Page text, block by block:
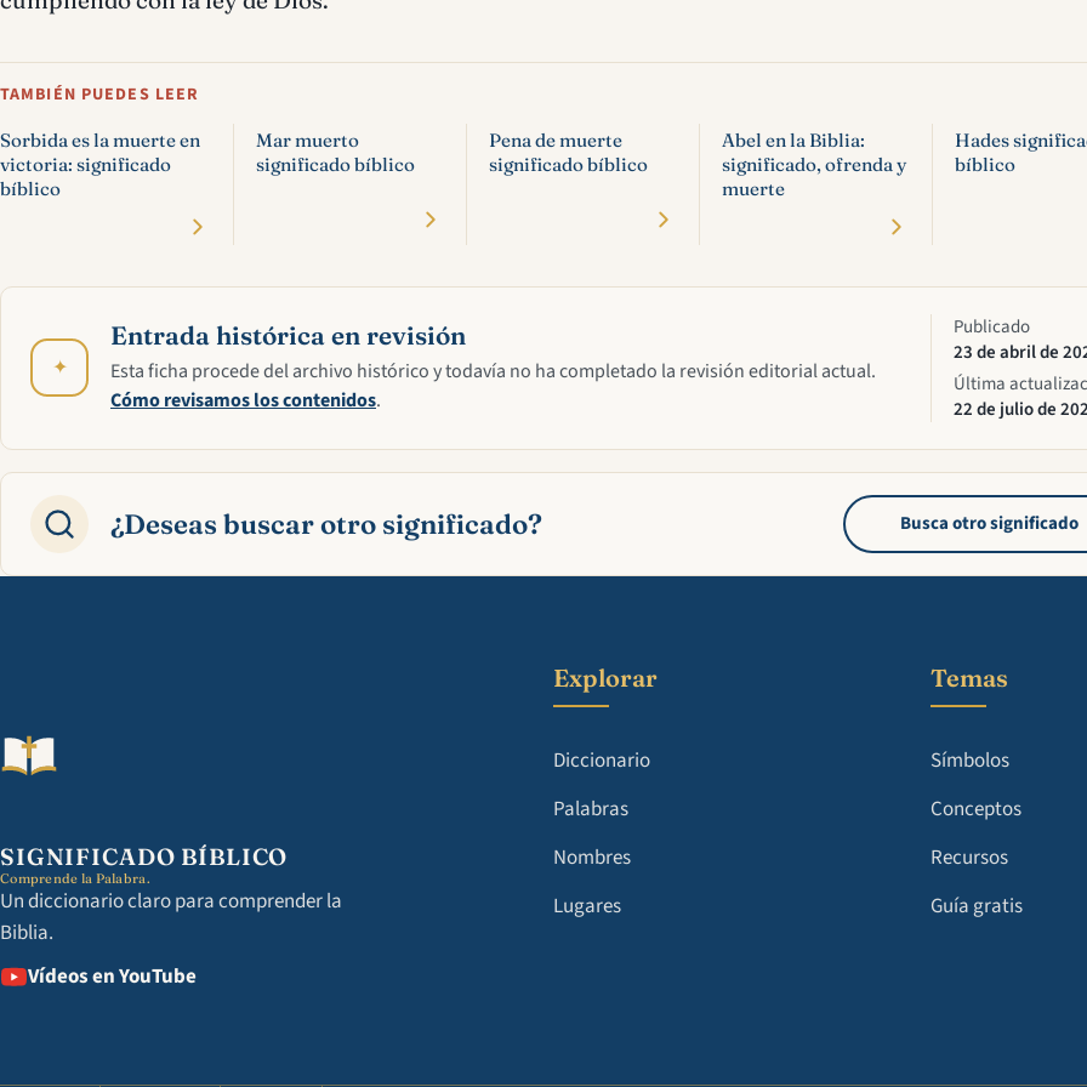
TAMBIÉN PUEDES LEER
Sorbida es la muerte en
victoria: significado
bíblico
Mar muerto
significado bíblico
Pena de muerte
significado bíblico
Abel en la Biblia:
significado, ofrenda y
muerte
Hades
bíblico
✦
Entrada histórica en revisión
Esta ficha procede del archivo histórico y todavía no ha completado la revisión editorial actual.
Cómo revisamos los contenidos.
Publicado
23 de abril de
Última
22 de julio de
¿Deseas buscar otro significado? Busca otro significado
SIGNIFICADO BÍBLICO
Comprende la Palabra.
Un diccionario claro para comprender la
Biblia.
Vídeos en YouTube
Explorar
Diccionario
Palabras
Nombres
Lugares
Temas
Símbolos
Conceptos
Recursos
Guía gratis